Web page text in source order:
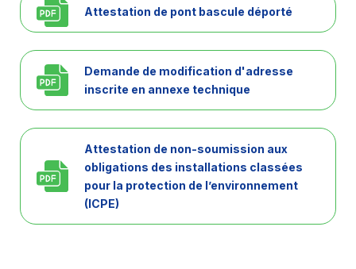
Attestation de pont bascule déporté
Demande de modification d'adresse
inscrite en annexe technique
Attestation de non-soumission aux
obligations des installations classées
pour la protection de l’environnement
(ICPE)